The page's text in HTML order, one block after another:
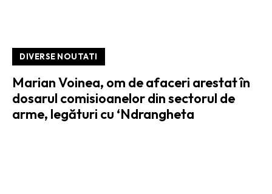
DIVERSE NOUTATI
Marian Voinea, om de afaceri arestat în
dosarul comisioanelor din sectorul de
arme, legături cu ‘Ndrangheta